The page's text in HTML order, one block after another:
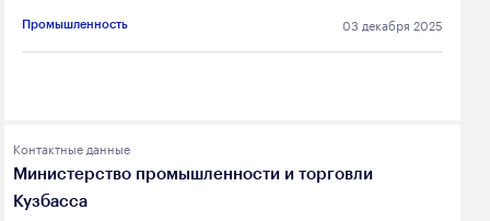
Промышленность 03 декабря 2025
Контактные данные
Министерство промышленности и торговли
Кузбасса